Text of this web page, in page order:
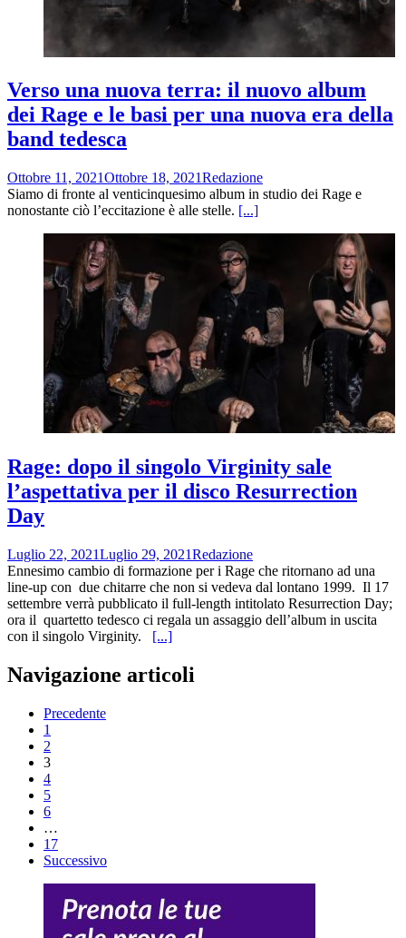
Verso una nuova terra: il nuovo album
dei Rage e le basi per una nuova era della
band tedesca
Ottobre 11, 2021Ottobre 18, 2021Redazione
Siamo di fronte al venticinquesimo album in studio dei Rage e
nonostante ciò l’eccitazione è alle stelle. [...]
Rage: dopo il singolo Virginity sale
l’aspettativa per il disco Resurrection
Day
Luglio 22, 2021Luglio 29, 2021Redazione
Ennesimo cambio di formazione per i Rage che ritornano ad una
line-up con due chitarre che non si vedeva dal lontano 1999. Il 17
settembre verrà pubblicato il full-length intitolato Resurrection Day;
ora il quartetto tedesco ci regala un assaggio dell’album in uscita
con il singolo Virginity. [...]
Navigazione articoli
Precedente
1
2
3
4
5
6
…
17
Successivo